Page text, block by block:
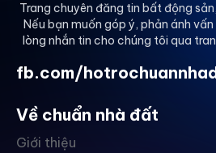
Trang chuyên đăng tin bất động
Nếu bạn muốn góp ý, phản ánh
lòng nhắn tin cho chúng tôi qua
fb.com/
Về chuẩn nhà đất
Giới thiệu